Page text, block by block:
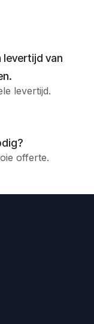
levertijd van
levertijd.
offerte.